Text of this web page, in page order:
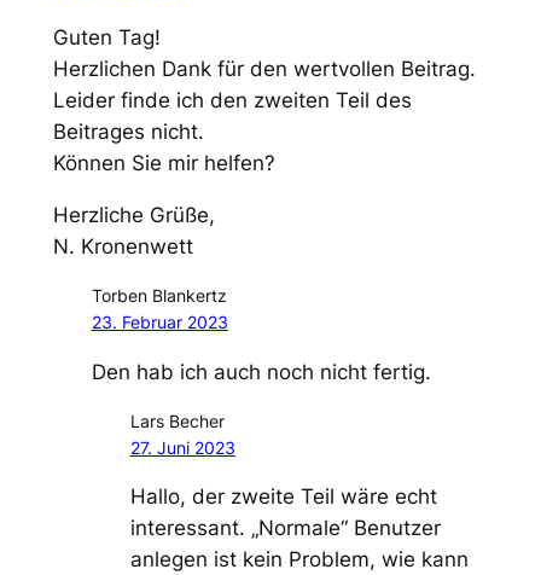
Guten Tag!
Herzlichen Dank für den wertvollen Beitrag.
Leider finde ich den zweiten Teil des
Beitrages nicht.
Können Sie mir helfen?
Herzliche Grüße,
N. Kronenwett
Torben Blankertz
23. Februar 2023
Den hab ich auch noch nicht fertig.
Lars Becher
27. Juni 2023
Hallo, der zweite Teil wäre echt
interessant. „Normale“ Benutzer
anlegen ist kein Problem, wie kann